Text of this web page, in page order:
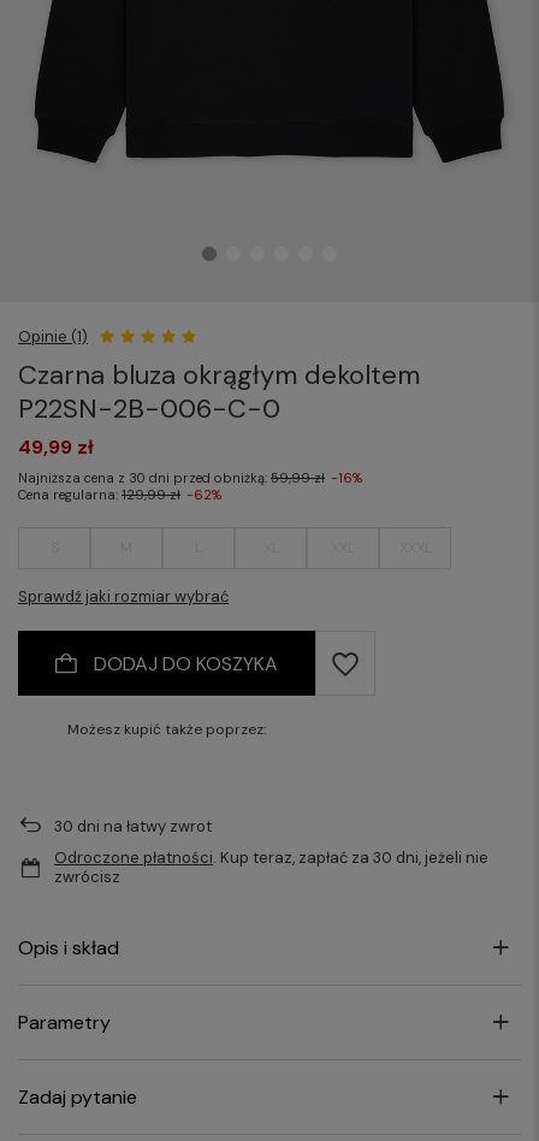
Opinie (1)
Czarna bluza okrągłym dekoltem
P22SN-2B-006-C-0
Sprawdź jaki rozmiar wybrać
49,99 zł
Najniższa cena z 30 dni przed obniżką: 59,99 zł -16%
Cena regularna: 129,99 zł -62%
DODAJ DO KOSZYKA
Możesz kupić także poprzez:
30 dni na łatwy zwrot
Odroczone płatności. Kup teraz, zapłać za 30 dni, jeżeli nie
zwrócisz
Opis i skład
Parametry
Zadaj pytanie